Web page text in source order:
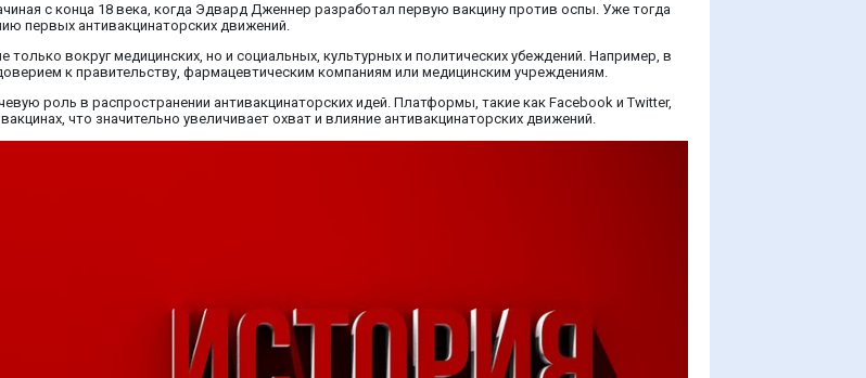
с конца 18 века, когда Эдвард Дженнер разработал первую вакцину против оспы. Уже тогда
первых антивакцинаторских движений.
только вокруг медицинских, но и социальных, культурных и политических убеждений. Например, в
к правительству, фармацевтическим компаниям или медицинским учреждениям.
роль в распространении антивакцинаторских идей. Платформы, такие как Facebook и Twitter,
что значительно увеличивает охват и влияние антивакцинаторских движений.